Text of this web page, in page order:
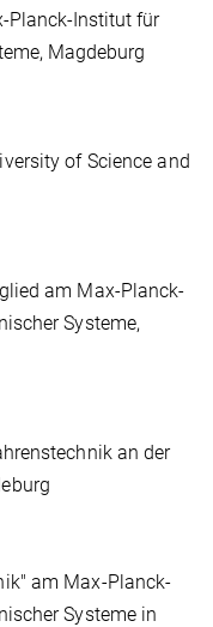
Planck-Institut für
Magdeburg
of Science and
am Max-Planck-
Systeme,
an der
am Max-Planck-
Systeme in